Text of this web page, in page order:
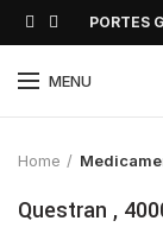
PORTES
MENUClick to
Home
Questran ,